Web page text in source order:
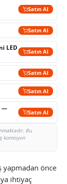
Satın Al
Satın Al
LED
Satın Al
Satın Al
Satın Al
—
Satın Al
Bu
komisyon
yapmadan önce
ihtiyaç